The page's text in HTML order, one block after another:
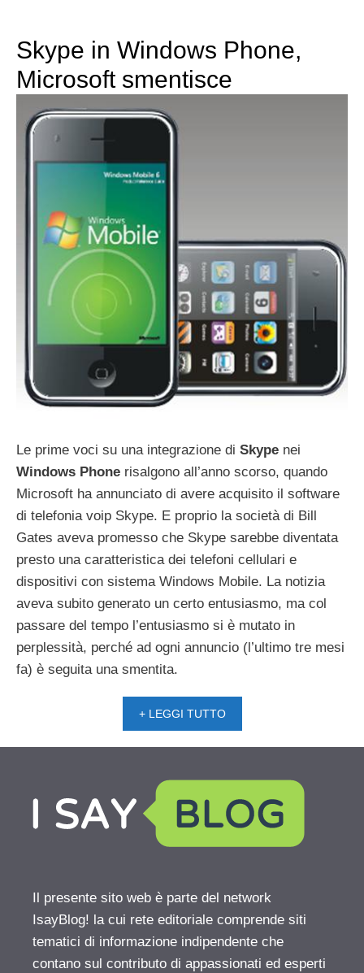
Skype in Windows Phone,
Microsoft smentisce
Le prime voci su una integrazione di Skype nei
Windows Phone risalgono all’anno scorso, quando
Microsoft ha annunciato di avere acquisito il software
di telefonia voip Skype. E proprio la società di Bill
Gates aveva promesso che Skype sarebbe diventata
presto una caratteristica dei telefoni cellulari e
dispositivi con sistema Windows Mobile. La notizia
aveva subito generato un certo entusiasmo, ma col
passare del tempo l’entusiasmo si è mutato in
perplessità, perché ad ogni annuncio (l’ultimo tre mesi
fa) è seguita una smentita.
+ LEGGI TUTTO
Il presente sito web è parte del network
IsayBlog! la cui rete editoriale comprende siti
tematici di informazione indipendente che
contano sul contributo di appassionati ed esperti